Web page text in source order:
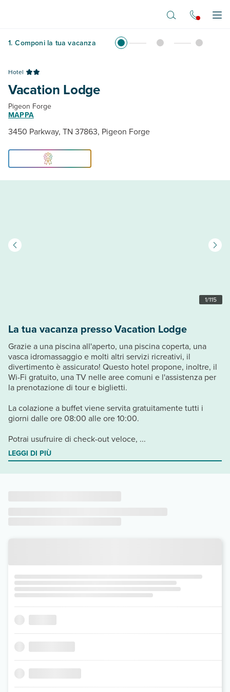
1. Componi la tua vacanza
Hotel
Vacation Lodge
Pigeon Forge
MAPPA
3450 Parkway, TN 37863, Pigeon Forge
1/115
La tua vacanza presso Vacation Lodge
Grazie a una piscina all'aperto, una piscina coperta, una
vasca idromassaggio e molti altri servizi ricreativi, il
divertimento è assicurato! Questo hotel propone, inoltre, il
Wi-Fi gratuito, una TV nelle aree comuni e l'assistenza per
la prenotazione di tour e biglietti.
La colazione a buffet viene servita gratuitamente tutti i
giorni dalle ore 08:00 alle ore 10:00.
Potrai usufruire di check-out veloce, ...
LEGGI DI PIÙ